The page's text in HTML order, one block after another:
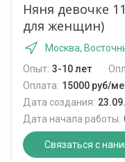
Няня девочке
для женщин)
Москва,
Опыт: 3-10 лет
Оплата: 15000 руб/
Дата создания:
Дата начала работы:
Связаться с